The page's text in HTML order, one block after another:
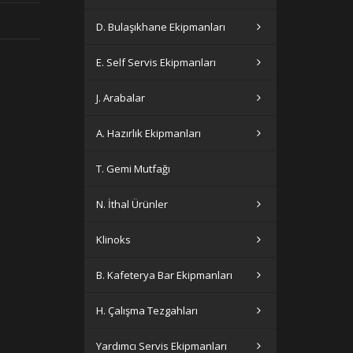
D. Bulaşıkhane Ekipmanları
E. Self Servis Ekipmanları
J. Arabalar
A. Hazırlık Ekipmanları
T. Gemi Mutfağı
N. İthal Ürünler
Klinoks
B. Kafeterya Bar Ekipmanları
H. Çalışma Tezgahları
Yardımcı Servis Ekipmanları